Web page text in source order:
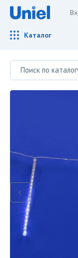
Каталог